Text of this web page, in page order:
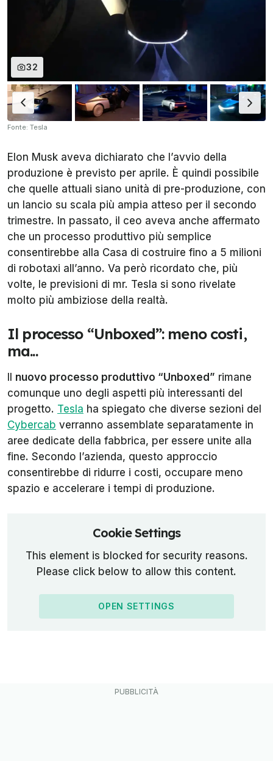
32
Fonte: Tesla
Elon Musk aveva dichiarato che l’avvio della
produzione è previsto per aprile. È quindi possibile
che quelle attuali siano unità di pre-produzione, con
un lancio su scala più ampia atteso per il secondo
trimestre. In passato, il ceo aveva anche affermato
che un processo produttivo più semplice
consentirebbe alla Casa di costruire fino a 5 milioni
di robotaxi all’anno. Va però ricordato che, più
volte, le previsioni di mr. Tesla si sono rivelate
molto più ambiziose della realtà.
Il processo “Unboxed”: meno costi,
ma...
Il nuovo processo produttivo “Unboxed” rimane
comunque uno degli aspetti più interessanti del
progetto. Tesla ha spiegato che diverse sezioni del
Cybercab verranno assemblate separatamente in
aree dedicate della fabbrica, per essere unite alla
fine. Secondo l’azienda, questo approccio
consentirebbe di ridurre i costi, occupare meno
spazio e accelerare i tempi di produzione.
Cookie Settings
This element is blocked for security reasons.
Please click below to allow this content.
OPEN SETTINGS